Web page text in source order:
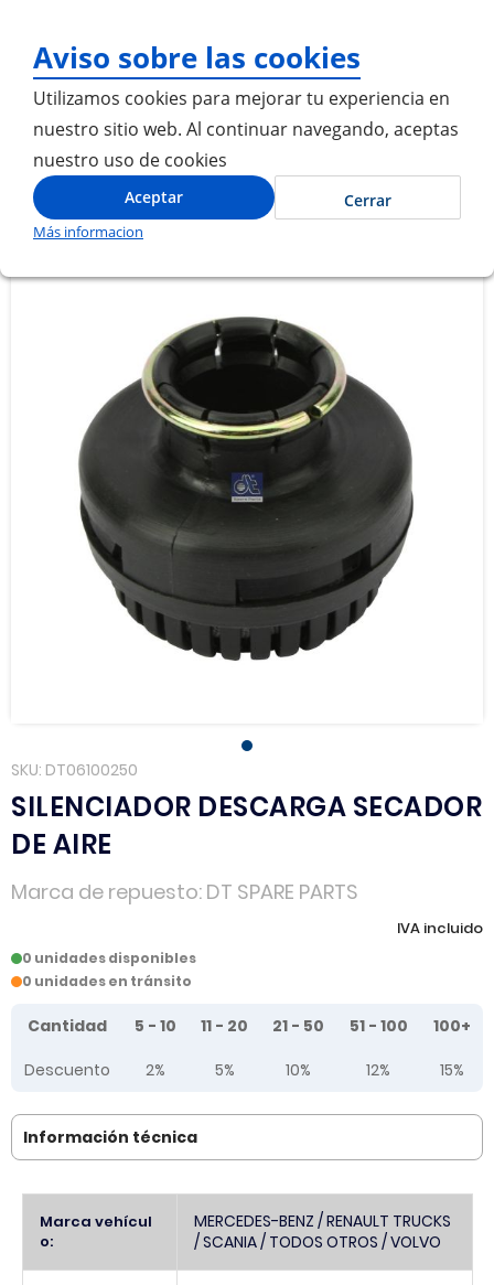
Aviso sobre las cookies
Utilizamos cookies para mejorar tu experiencia en
nuestro sitio web. Al continuar navegando, aceptas
nuestro uso de cookies
Aceptar Cerrar
Más informacion
Inicio SILENCIADOR DESCARGA SECADOR DE AIRE
SKU DT06100250
SILENCIADOR DESCARGA SECADOR
DE AIRE
Marca de repuesto DT SPARE PARTS
IVA incluido
0 unidades disponibles
0 unidades en tránsito
Tier prices table
Cantidad 5 - 10 11 - 20 21 - 50 51 - 100
100+
Descuento
2% 5% 10% 12% 15%
imágenes
imágenes
Información técnica
Información
Marca vehícul
o:
MERCEDES-BENZ / RENAULT TRUCKS
/ SCANIA / TODOS OTROS / VOLVO